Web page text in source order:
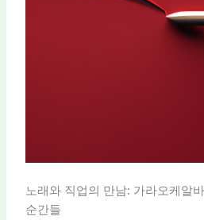
노래와 직업의 만남: 가라오케알
순간들